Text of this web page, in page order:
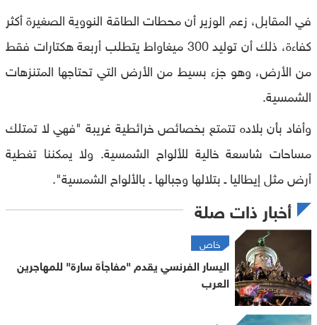
في المقابل، زعم الوزير أن محطات الطاقة النووية الصغيرة أكثر
كفاءة، ذلك أن توليد 300 ميغاواط يتطلب أربعة هكتارات فقط
من الأرض، وهو جزء بسيط من الأرض التي تحتاجها المتنزهات
الشمسية.
وأفاد بأن بلاده تتمتع بخصائص خرائطية غريبة "فهي لا تمتلك
مساحات شاسعة خالية للألواح الشمسية. ولا يمكننا تغطية
أرض مثل إيطاليا ـ بتلالها وجبالها ـ بالألواح الشمسية".
أخبار ذات صلة
خاص
اليسار الفرنسي يقدم "مفاجأة سارة" للمهاجرين
العرب